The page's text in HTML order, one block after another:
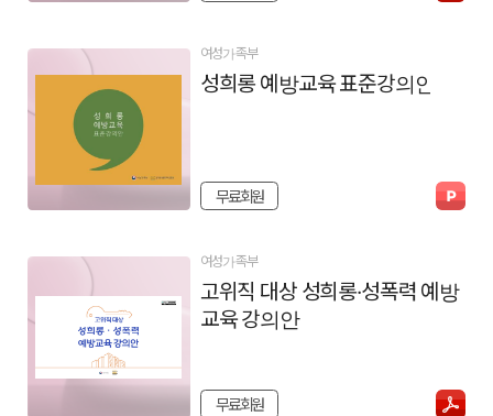
여성가족부
성희롱 예방교육 표준강의안
무료회원
여성가족부
고위직 대상 성희롱·성폭력 예방
교육 강의안
무료회원